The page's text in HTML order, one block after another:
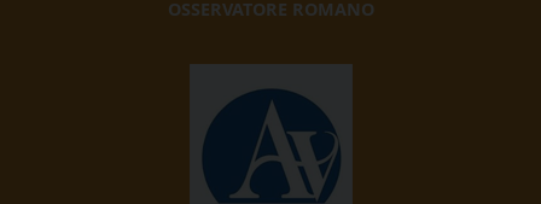
OSSERVATORE ROMANO